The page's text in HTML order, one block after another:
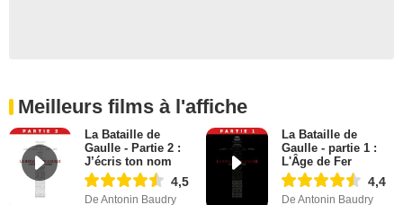
Meilleurs films à l'affiche
La Bataille de
Gaulle - Partie 2 :
J’écris ton nom
4,5
De Antonin Baudry
La Bataille de
Gaulle - partie 1 :
L'Âge de Fer
4,4
De Antonin Baudry